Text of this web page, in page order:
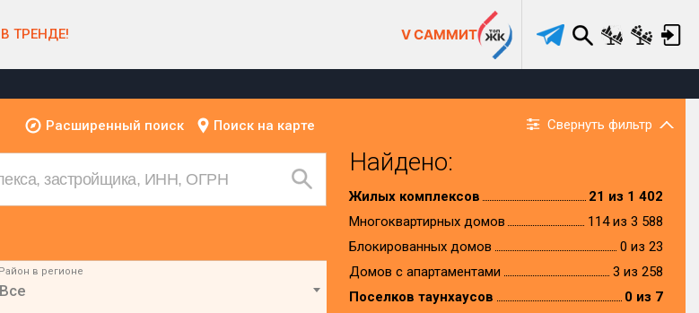
ТРЕНДЕ! V САММИТ
Расширенный поиск Поиск на карте Свернуть фильтр
Район в регионе
Все
Найдено:
Жилых комплексов
21 из 1 402
Многоквартирных домов
114 из 3 588
Блокированных домов
0 из 23
Домов с апартаментами
3 из 258
Поселков таунхаусов
0 из 7